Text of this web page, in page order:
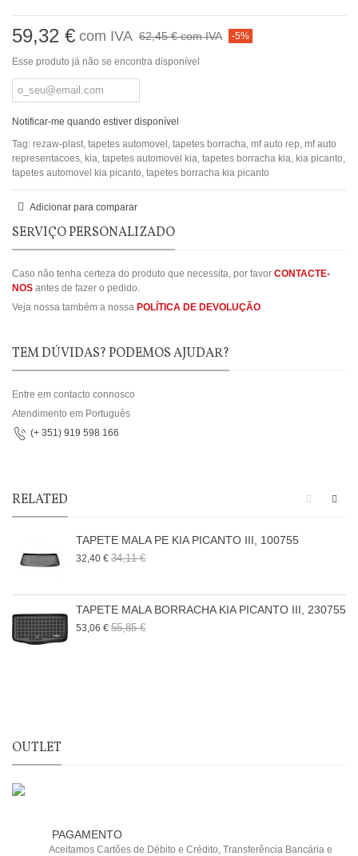
59,32 € com IVA 62,45 €com IVA -5%
Esse produto já não se encontra disponível
Notificar-me quando estiver disponível
Tag: rezaw-plast, tapetes automovel , tapetes borracha, mf auto rep, mf auto
representacoes, kia, tapetes automovel kia, tapetes borracha kia, kia picanto,
tapetes automovel kia picanto, tapetes borracha kia picanto
Adicionar para comparar
SERVIÇO PERSONALIZADO
Caso não tenha certeza do produto que necessita, por favor CONTACTE-
NOS antes de fazer o pedido.
Veja nossa também a nossa POLÍTICA DE DEVOLUÇÃO
TEM DÚVIDAS? PODEMOS AJUDAR?
Entre em contacto connosco
Atendimento em Português
(+ 351) 919 598 166
RELATED
TAPETE MALA PE KIA PICANTO III, 100755
32,40 € 34,11 €
TAPETE MALA BORRACHA KIA PICANTO III, 230755
53,06 € 55,85 €
OUTLET
PAGAMENTO
Aceitamos Cartões de Débito e Crédito, Transferência Bancária e